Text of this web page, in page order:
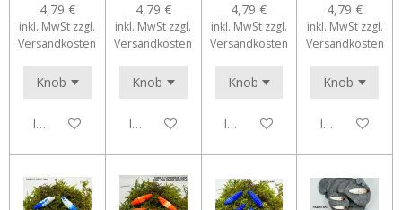
4,79 €
inkl. MwSt zzgl.
Versandkosten
In den Warenkorb
4,79 €
inkl. MwSt zzgl.
Versandkosten
In den Warenkorb
4,79 €
inkl. MwSt zzgl.
Versandkosten
In den Warenkorb
4,79 €
inkl. MwSt zzgl.
Versandkosten
In den